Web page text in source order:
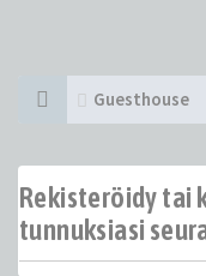
Guesthouse
Rekisteröidy tai
tunnuksiasi